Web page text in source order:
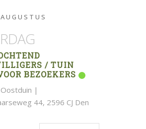
AUGUSTUS
/ TUIN
BEZOEKERS
|
44, 2596 CJ Den